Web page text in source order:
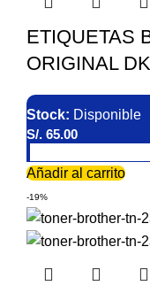
ETIQUETAS
ORIGINAL
Stock: Disponible
S/. 65.00
Añadir al carrito
-19%